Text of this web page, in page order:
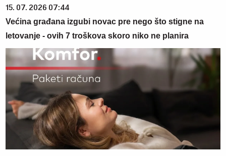
15. 07. 2026 07:44
Većina građana izgubi novac pre nego što stigne na
letovanje - ovih 7 troškova skoro niko ne planira